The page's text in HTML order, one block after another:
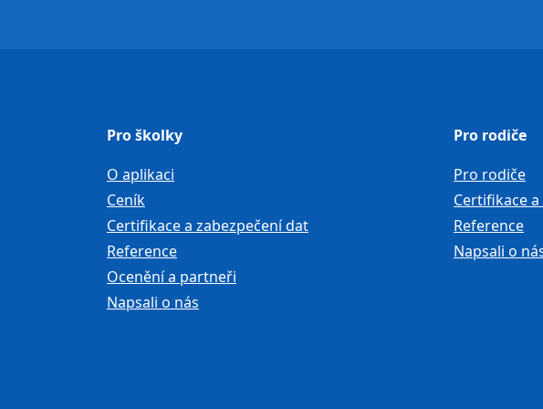
Pro školky
O aplikaci
Ceník
Certifikace a zabezpečení dat
Reference
Ocenění a partneři
Napsali o nás
Pro rodiče
Pro rodiče
Certifikace
Reference
Napsali o